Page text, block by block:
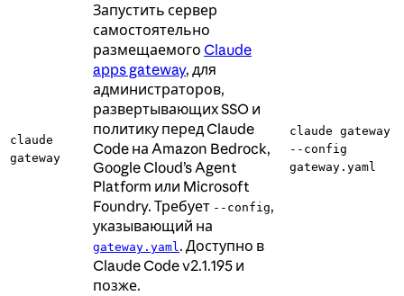
claude
gateway
Запустить сервер
самостоятельно
размещаемого Claude
apps gateway, для
администраторов,
развертывающих SSO и
политику перед Claude
Code на Amazon Bedrock,
Google Cloud’s Agent
Platform или Microsoft
Foundry. Требует --config,
указывающий на
gateway.yaml. Доступно в
Claude Code v2.1.195 и
позже.
claude gateway
--config
gateway.yaml